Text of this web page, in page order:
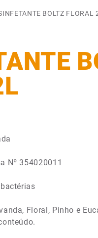
BOLTZ FLORAL
Nº 354020011
Floral, Pinho e